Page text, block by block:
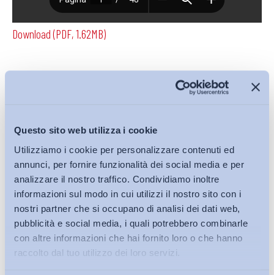
Questo sito web utilizza i cookie
Utilizziamo i cookie per personalizzare contenuti ed
annunci, per fornire funzionalità dei social media e per
analizzare il nostro traffico. Condividiamo inoltre
informazioni sul modo in cui utilizzi il nostro sito con i
nostri partner che si occupano di analisi dei dati web,
pubblicità e social media, i quali potrebbero combinarle
con altre informazioni che hai fornito loro o che hanno
raccolto dal tuo utilizzo dei loro servizi.
Download (PDF, 1.62MB)
Iscriviti alla Newsletter